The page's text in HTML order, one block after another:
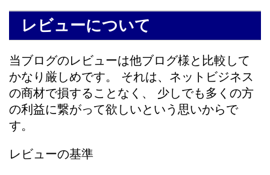
レビューについて
当ブログのレビューは他ブログ様と比較して
かなり厳しめです。 それは、ネットビジネス
の商材で損することなく、 少しでも多くの方
の利益に繋がって欲しいという思いからで
す。
レビューの基準